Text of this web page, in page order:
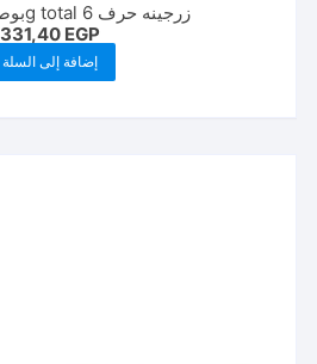
زرجينه حرف g total 6بوصه tht13161
331,40 EGP
إضافة إلى السلة